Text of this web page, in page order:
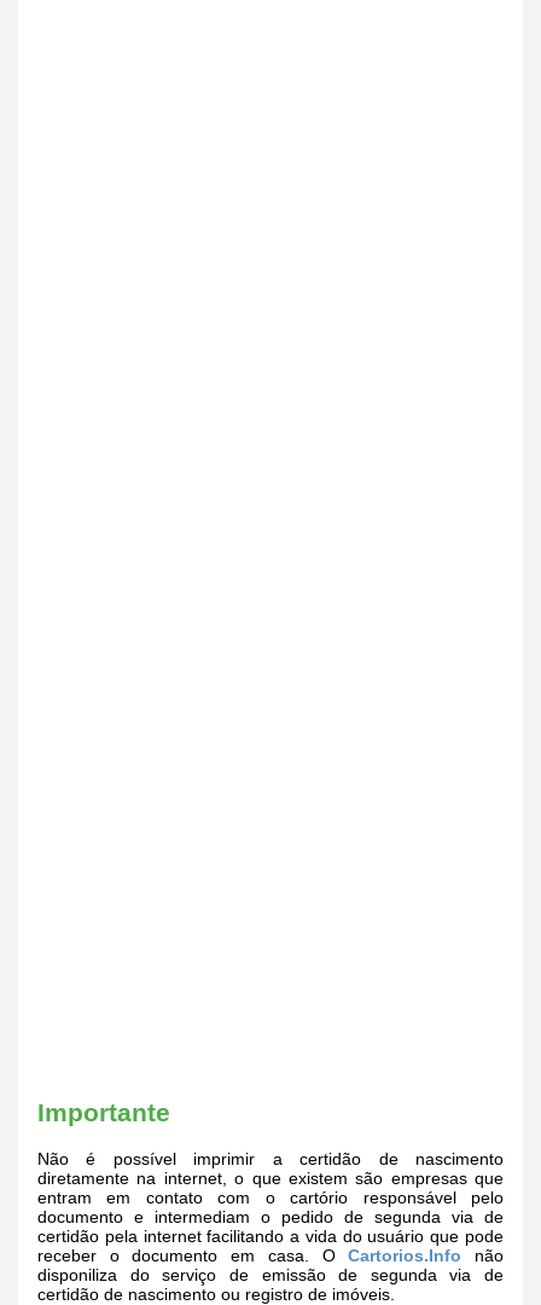
Importante
Não é possível imprimir a certidão de nascimento
diretamente na internet, o que existem são empresas que
entram em contato com o cartório responsável pelo
documento e intermediam o pedido de segunda via de
certidão pela internet facilitando a vida do usuário que pode
receber o documento em casa. OCartorios.Info não
disponiliza do serviço de emissão de segunda via de
certidão de nascimento ou registro de imóveis.